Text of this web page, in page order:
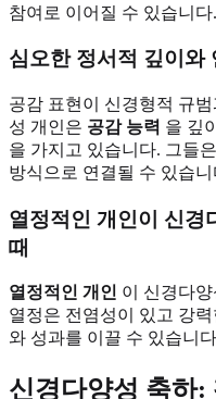
참여로 이어질 수 있습니다.
심오한 정서적 깊이와
공감 표현이 신경형적 규
성 개인은 공감 능력 을 깊
을 가지고 있습니다. 그들
방식으로 연결될 수 있습니
열정적인 개인이 신경
때
열정적인 개인 이 신경다
열정은 전염성이 있고 강
와 성과를 이끌 수 있습니
신경다양성 축하: